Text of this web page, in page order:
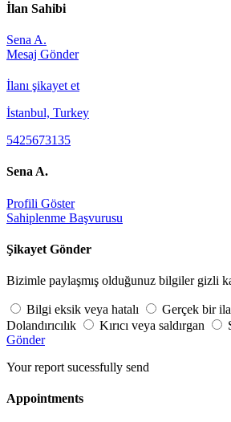
İlan Sahibi
Sena A.
Mesaj Gönder
İlanı şikayet et
İstanbul, Turkey
5425673135
Sena A.
Profili Göster
Sahiplenme Başvurusu
Şikayet Gönder
Bizimle paylaşmış olduğunuz bilgiler gizli
Bilgi eksik veya hatalı
Gerçek bir
Dolandırıcılık
Kırıcı veya saldırgan
Gönder
Your report sucessfully send
Appointments